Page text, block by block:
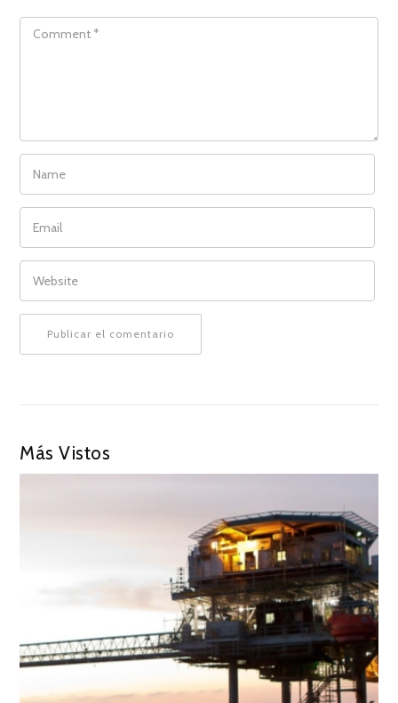
COMMENT
NAME
EMAIL
WEBSITE
Más Vistos